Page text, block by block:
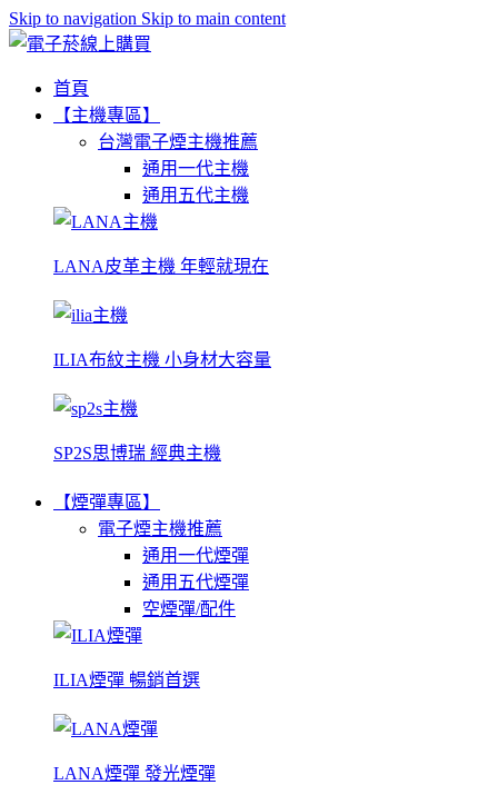
Skip to navigation Skip to main content
首頁
【主機專區】
台灣電子煙主機推薦
通用一代主機
通用五代主機
LANA皮革主機 年輕就現在
ILIA布紋主機 小身材大容量
SP2S思博瑞 經典主機
【煙彈專區】
電子煙主機推薦
通用一代煙彈
通用五代煙彈
空煙彈/配件
ILIA煙彈 暢銷首選
LANA煙彈 發光煙彈